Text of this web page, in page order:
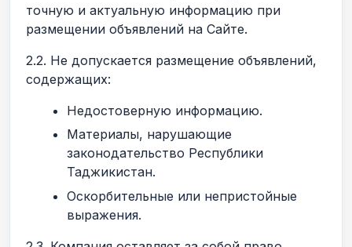
точную и актуальную информацию при
размещении объявлений на Сайте.
2.2. Не допускается размещение объявлений,
содержащих:
Недостоверную информацию.
Материалы, нарушающие
законодательство Республики
Таджикистан.
Оскорбительные или непристойные
выражения.